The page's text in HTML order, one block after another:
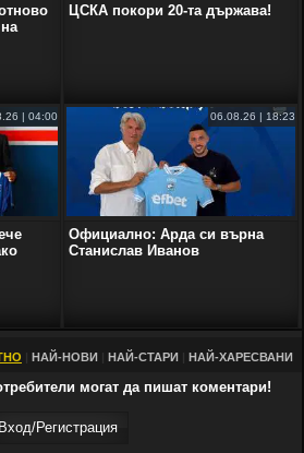
ЦСКА покори 20-та държава!
| 04:00 06.08.26 | 18:23
Официално: Арда си върна
Станислав Иванов
НАЙ-НОВИ НАЙ-СТАРИ НАЙ-ХАРЕСВАНИ
могат да пишат коментари!
Вход/Регистрaция